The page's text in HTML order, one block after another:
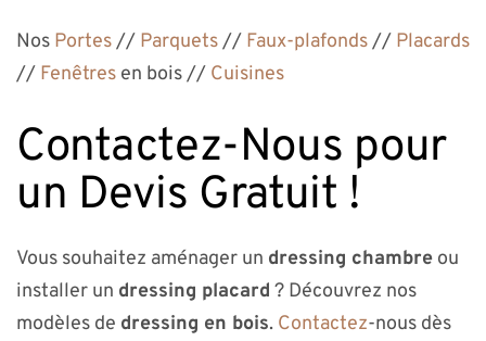
Nos Portes// Parquets// Faux-plafonds// Placards
// Fenêtres en bois // Cuisines
Contactez-Nous pour
un Devis Gratuit !
Vous souhaitez aménager un dressing chambre ou
installer un dressing placard ? Découvrez nos
modèles de dressing en bois. Contactez-nous dès